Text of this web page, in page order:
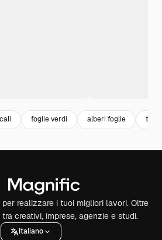
foglie verdi alberi foglie
realizzare i tuoi migliori lavori. Oltre
creativi, imprese, agenzie e studi.
Italiano